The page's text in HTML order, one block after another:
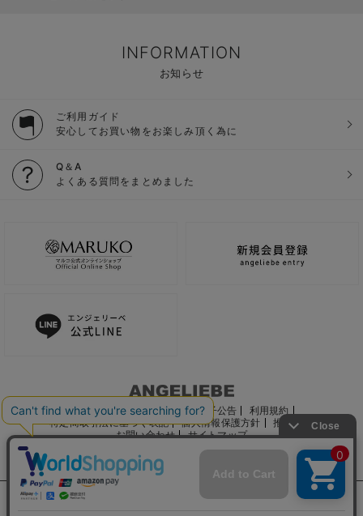
INFORMATION
お知らせ
ご利用ガイド
安心してお買い物をお楽しみ頂く為に
Q＆A
よくある質問をまとめました
ご利用ガイド 会社概要 電子公告
利用規約
特定商取引法に基づく表記
個人情報保護方針
推奨環境
お問い合わせ
サイトマップ
サイト内の文章、画像などの著作物はマルコ株式会社に属します。